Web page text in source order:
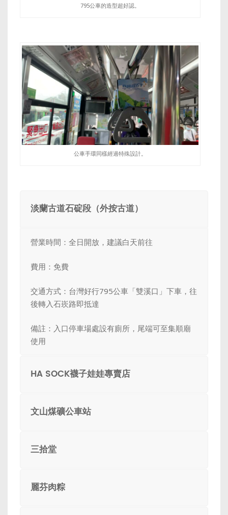
795公車的造型超好認。
公車手環同樣經過特殊設計。
淡蘭古道石碇段（外按古道）
營業時間：全日開放，建議白天前往
費用：免費
交通方式：台灣好行795公車「雙溪口」下車，往
後轉入石崁路即抵達
備註：入口停車場處設有廁所，尾端可至集順廟
使用
HA SOCK襪子娃娃專賣店
文山煤礦公車站
三拾堂
麗芬肉粽